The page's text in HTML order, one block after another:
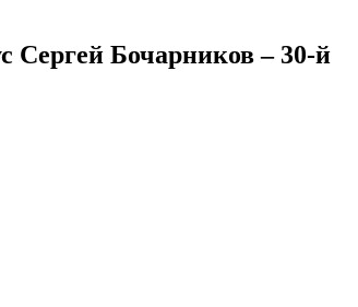
Сергей Бочарников – 30-й